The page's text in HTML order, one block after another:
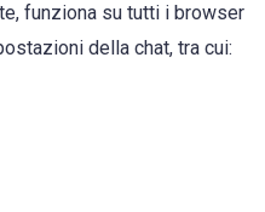
funziona su tutti i browser
della chat, tra cui: